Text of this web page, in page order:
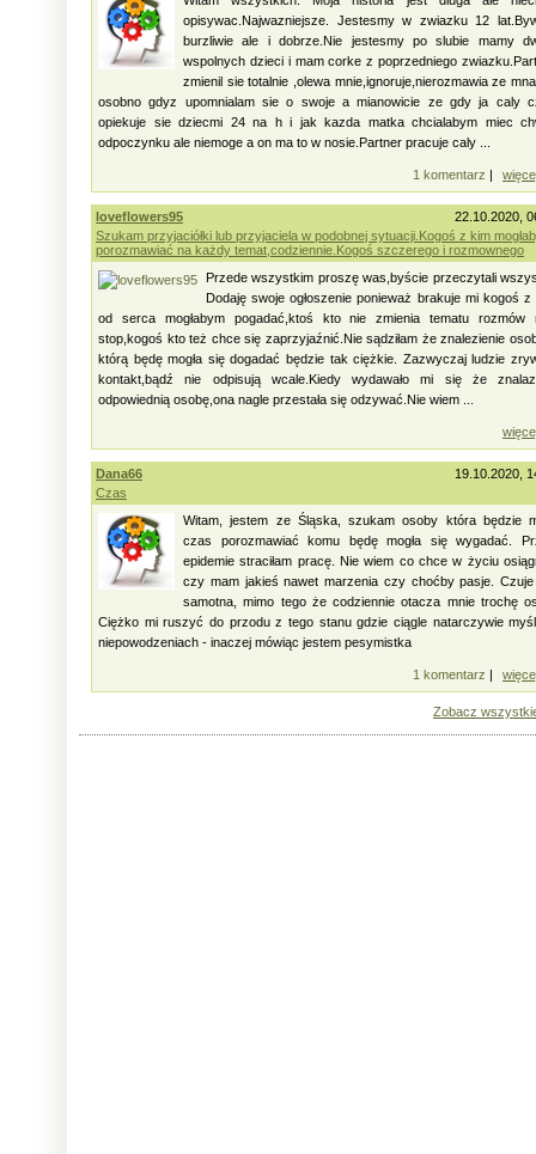
opisywac.Najwazniejsze. Jestesmy w zwiazku 12
burzliwie ale i dobrze.Nie jestesmy po slubie mamy
wspolnych dzieci i mam corke z poprzedniego
zmienil sie totalnie ,olewa mnie,ignoruje,nierozmawia ze
osobno gdyz upomnialam sie o swoje a mianowicie ze gdy ja caly
opiekuje sie dziecmi 24 na h i jak kazda matka chcialabym miec
odpoczynku ale niemoge a on ma to w nosie.Partner pracuje caly ...
1 komentarz |
loveflowers95
22.10.2020,
Szukam przyjaciółki lub przyjaciela w podobnej sytuacji.Kogoś z kim
porozmawiać na każdy temat,codziennie.Kogoś szczerego i rozmownego
Przede wszystkim proszę was,byście przeczytali
Dodaję swoje ogłoszenie ponieważ brakuje mi kogoś z
od serca mogłabym pogadać,ktoś kto nie zmienia tematu rozmów
stop,kogoś kto też chce się zaprzyjaźnić.Nie sądziłam że znalezienie
którą będę mogła się dogadać będzie tak ciężkie. Zazwyczaj ludzie
kontakt,bądź nie odpisują wcale.Kiedy wydawało mi się że
odpowiednią osobę,ona nagle przestała się odzywać.Nie wiem ...
Dana66
19.10.2020,
Czas
Witam, jestem ze Śląska, szukam osoby która będzie
czas porozmawiać komu będę mogła się wygadać.
epidemie straciłam pracę. Nie wiem co chce w życiu
czy mam jakieś nawet marzenia czy choćby pasje.
samotna, mimo tego że codziennie otacza mnie trochę
Ciężko mi ruszyć do przodu z tego stanu gdzie ciągle natarczywie
niepowodzeniach - inaczej mówiąc jestem pesymistka
1 komentarz |
Zobacz